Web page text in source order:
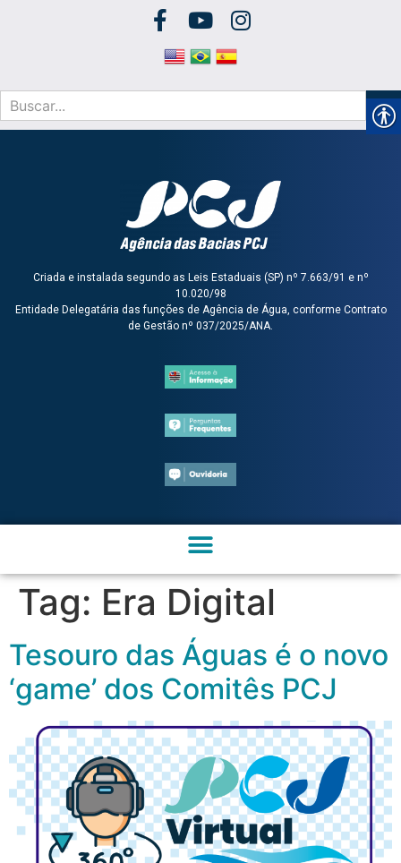
Criada e instalada segundo as Leis Estaduais (SP) nº 7.663/91 e nº
10.020/98
Entidade Delegatária das funções de Agência de Água, conforme Contrato
de Gestão nº 037/2025/ANA.
Tag: Era Digital
Tesouro das Águas é o novo
‘game’ dos Comitês PCJ